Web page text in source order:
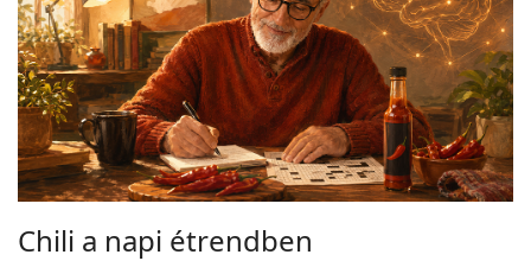
Chili a napi étrendben